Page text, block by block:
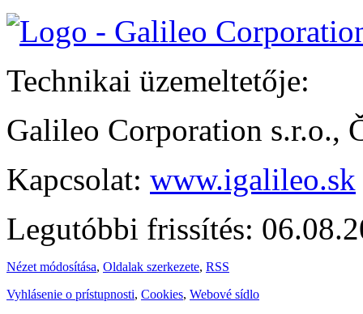
Technikai üzemeltetője:
Galileo Corporation s.r.o.,
Kapcsolat: www.igalileo.sk
Legutóbbi frissítés:
Nézet módosítása, Oldalak szerkezete, RSS
Vyhlásenie o prístupnosti, Cookies, Webové sídlo